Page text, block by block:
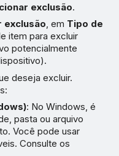
exclusão.
exclusão, em Tipo de
item para excluir
potencialmente
deseja excluir.
: No Windows, é
pasta ou arquivo
Você pode usar
Consulte os